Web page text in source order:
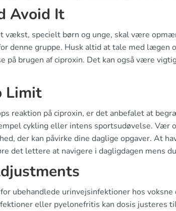
Avoid It
vækst, specielt børn og unge, skal være
denne gruppe. Husk altid at tale med
på brugen af ciproxin. Det kan også være
Limit
reaktion på ciproxin, er det anbefalet at
cykling eller intens sportsudøvelse. Vær
der kan påvirke dine daglige opgaver. At
det lettere at navigere i dagligdagen mens
ubehandlede urinvejsinfektioner hos
eller pyelonefritis kan dosis justeres